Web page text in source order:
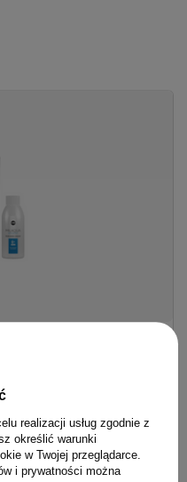
realizacji usług zgodnie z
określić warunki
w Twojej przeglądarce.
i prywatności można